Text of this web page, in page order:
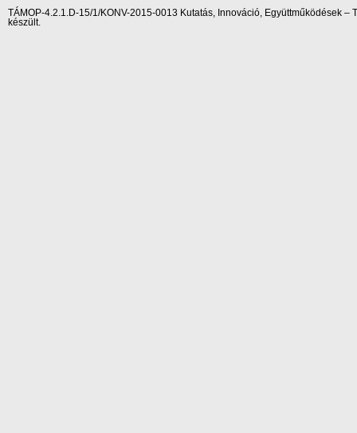
TÁMOP-4.2.1.D-15/1/KONV-2015-0013 Kutatás, Innováció, Együttműködések
készült.